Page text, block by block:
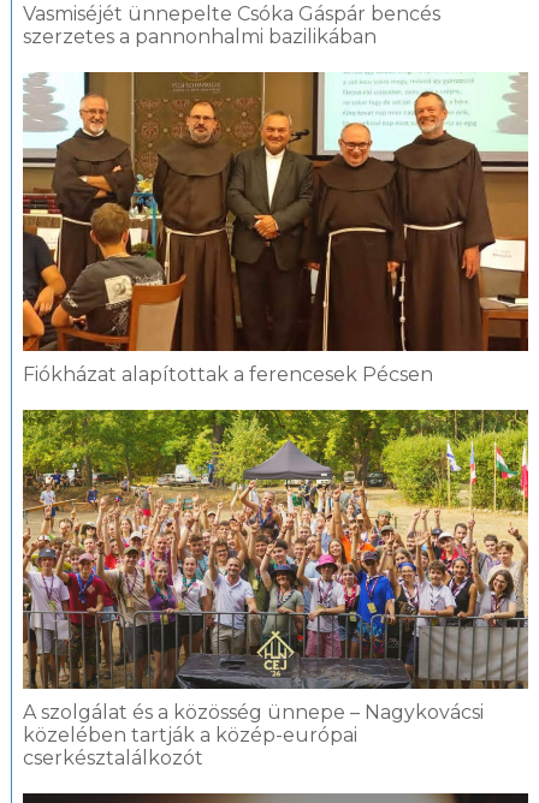
Vasmiséjét ünnepelte Csóka Gáspár bencés
szerzetes a pannonhalmi bazilikában
Fiókházat alapítottak a ferencesek Pécsen
A szolgálat és a közösség ünnepe – Nagykovácsi
közelében tartják a közép-európai
cserkésztalálkozót